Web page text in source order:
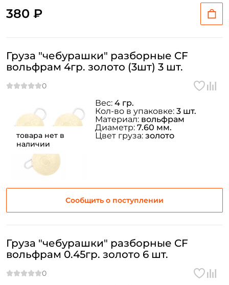
380 ₽
товара нет в
наличии
Груза "чебурашки" разборные CF
вольфрам 4гр. золото (3шт) 3 шт.
Сообщить о поступлении
Вес: 4 гр.
Кол-во в упаковке: 3 шт.
Материал: вольфрам
Диаметр: 7.60 мм.
Цвет груза: золото
Груза "чебурашки" разборные CF
вольфрам 0.45гр. золото 6 шт.